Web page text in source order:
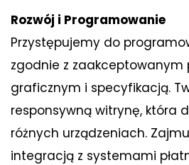
Rozwój i Programowanie
Przystępujemy do
zgodnie z zaakceptowanym
graficznym i specyfikacją.
responsywną witrynę, która
różnych urządzeniach.
integracją z systemami